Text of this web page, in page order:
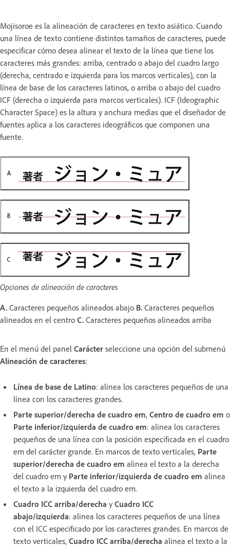
Mojisoroe es la alineación de caracteres en texto asiático. Cuando
una línea de texto contiene distintos tamaños de caracteres, puede
especificar cómo desea alinear el texto de la línea que tiene los
caracteres más grandes: arriba, centrado o abajo del cuadro largo
(derecha, centrado e izquierda para los marcos verticales), con la
línea de base de los caracteres latinos, o arriba o abajo del cuadro
ICF (derecha o izquierda para marcos verticales). ICF (Ideographic
Character Space) es la altura y anchura medias que el diseñador de
fuentes aplica a los caracteres ideográficos que componen una
fuente.
Opciones de alineación de caracteres
A. Caracteres pequeños alineados abajo B. Caracteres pequeños
alineados en el centro C. Caracteres pequeños alineados arriba
En el menú del panel Carácter seleccione una opción del submenú
Alineación de caracteres:
Línea de base de Latino: alinea los caracteres pequeños de una
línea con los caracteres grandes.
Parte superior/derecha de cuadro em, Centro de cuadro em o
Parte inferior/izquierda de cuadro em: alinea los caracteres
pequeños de una línea con la posición especificada en el cuadro
em del carácter grande. En marcos de texto verticales, Parte
superior/derecha de cuadro em alinea el texto a la derecha
del cuadro em y Parte inferior/izquierda de cuadro em alinea
el texto a la izquierda del cuadro em.
Cuadro ICC arriba/derecha y Cuadro ICC
abajo/izquierda: alinea los caracteres pequeños de una línea
con el ICC especificado por los caracteres grandes. En marcos de
texto verticales, Cuadro ICC arriba/derecha alinea el texto a la